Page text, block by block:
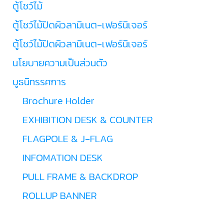
ตู้โชว์ไม้
ตู้โชว์ไม้ปิดผิวลามิเนต-เฟอร์นิเจอร์
ตู้โชว์ไม้ปิดผิวลามิเนต-เฟอร์นิเจอร์
นโยบายความเป็นส่วนตัว
บูธนิทรรศการ
Brochure Holder
EXHIBITION DESK & COUNTER
FLAGPOLE & J-FLAG
INFOMATION DESK
PULL FRAME & BACKDROP
ROLLUP BANNER